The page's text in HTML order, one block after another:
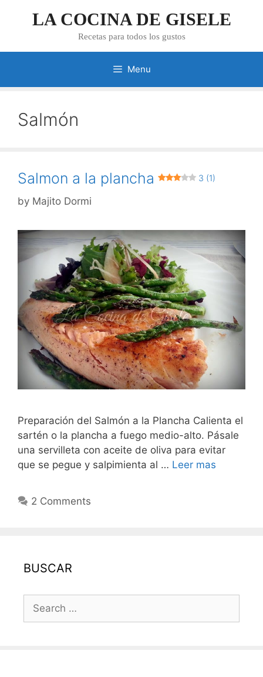
LA COCINA DE GISELE
Recetas para todos los gustos
Menu
Salmón
Salmon a la plancha 3 (1)
by Majito Dormi
Preparación del Salmón a la Plancha Calienta el
sartén o la plancha a fuego medio-alto. Pásale
una servilleta con aceite de oliva para evitar
que se pegue y salpimienta al … Leer mas
2 Comments
BUSCAR
Search
for: